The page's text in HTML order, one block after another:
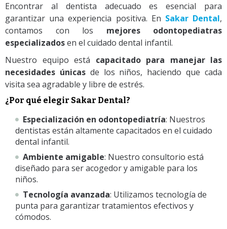
Encontrar al dentista adecuado es esencial para
garantizar una experiencia positiva. En Sakar Dental,
contamos con los mejores odontopediatras
especializadosen el cuidado dental infantil.
Nuestro equipo está capacitado para manejar las
necesidades únicas de los niños, haciendo que cada
visita sea agradable y libre de estrés.
¿Por qué elegir Sakar Dental?
Especialización en odontopediatría: Nuestros
dentistas están altamente capacitados en el cuidado
dental infantil.
Ambiente amigable: Nuestro consultorio está
diseñado para ser acogedor y amigable para los
niños.
Tecnología avanzada: Utilizamos tecnología de
punta para garantizar tratamientos efectivos y
cómodos.